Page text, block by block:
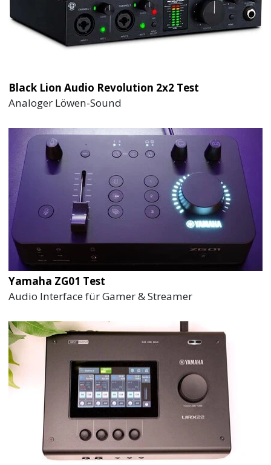
Black Lion Audio Revolution 2x2 Test
Analoger Löwen-Sound
Yamaha ZG01 Test
Audio Interface für Gamer & Streamer